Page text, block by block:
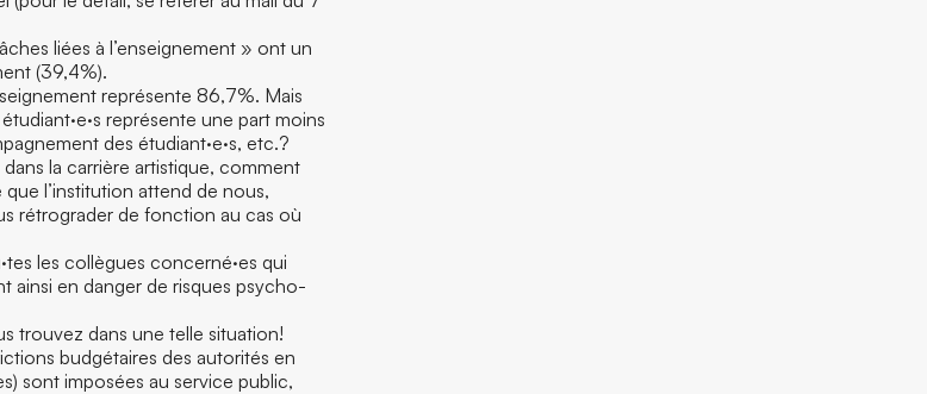
liées à l’enseignement » ont un
(39,4%).
représente 86,7%. Mais
représente une part moins
des étudiant·e·s, etc.?
la carrière artistique, comment
l’institution attend de nous,
rétrograder de fonction au cas où
les collègues concerné·es qui
ainsi en danger de risques psycho-
trouvez dans une telle situation!
budgétaires des autorités en
sont imposées au service public,